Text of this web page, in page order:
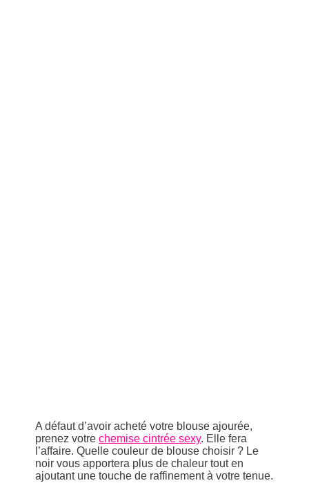
A défaut d’avoir acheté votre blouse ajourée,
prenez votrechemise cintrée sexy. Elle fera
l’affaire. Quelle couleur de blouse choisir ? Le
noir vous apportera plus de chaleur tout en
ajoutant une touche de raffinement à votre tenue.